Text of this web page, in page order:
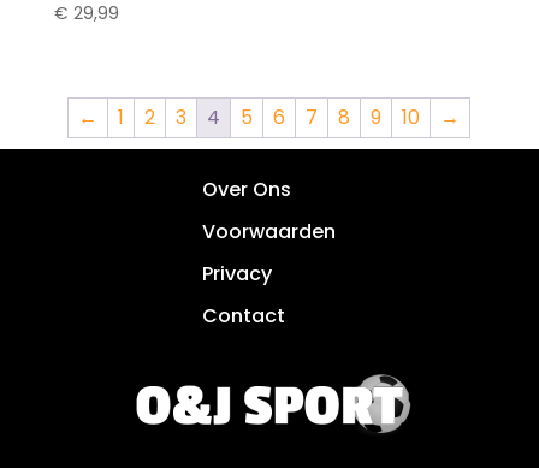
€ 29,99
← 1 2 3 4 5 6 7 8 9 10 →
Over Ons
Voorwaarden
Privacy
Contact